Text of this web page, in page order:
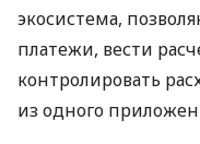
экосистема,
платежи, вести
контролировать
из одного